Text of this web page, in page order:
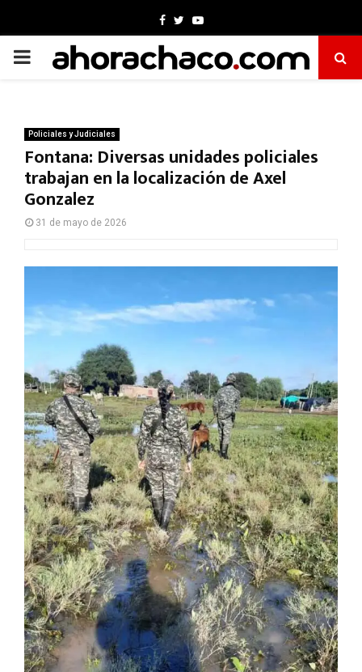
Facebook
TwitterYoutube
PRIMARY
Policiales y Judiciales
Fontana: Diversas unidades policiales
trabajan en la localización de Axel
Gonzalez
31 de mayo de 2026